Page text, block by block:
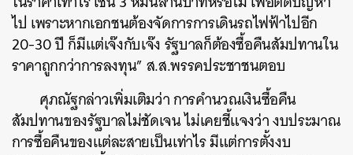
ไป เพราะหากเอกชนต้องจัดการการเดินรถไฟฟ้าไปอีก
20-30 ปี ก็มีแต่เจ๊งกับเจ๊ง รัฐบาลก็ต้องซื้อคืนสัมปทานใน
ราคาถูกกว่าการลงทุน” ส.ส.พรรคประชาชนตอบ
ศุภณัฐกล่าวเพิ่มเติมว่า การคำนวณเงินซื้อคืน
สัมปทานของรัฐบาลไม่ชัดเจน ไม่เคยชี้แจงว่า งบประมาณ
การซื้อคืนของแต่ละสายเป็นเท่าไร มีแต่การตั้งงบ